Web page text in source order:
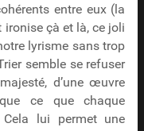
entre eux (la
çà et là, ce joli
lyrisme sans trop
semble se refuser
d’une œuvre
ce que chaque
lui permet une